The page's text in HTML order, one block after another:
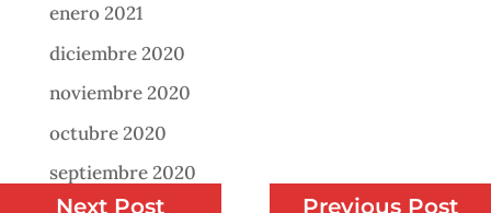
enero 2021
diciembre 2020
noviembre 2020
octubre 2020
septiembre 2020
Previous Post
Next Post